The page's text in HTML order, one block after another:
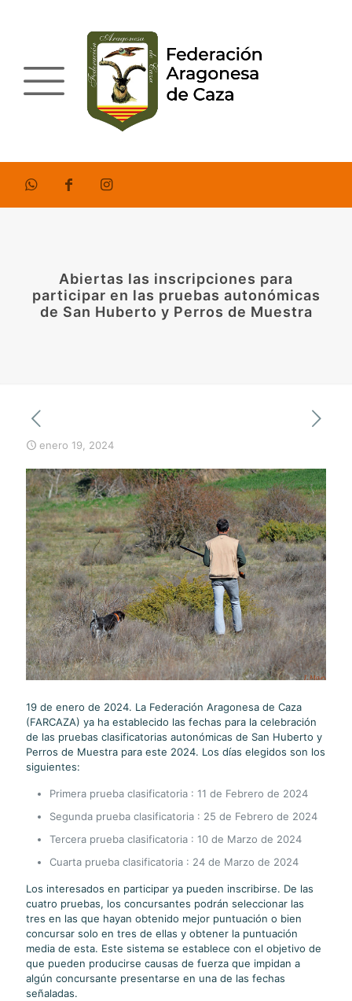
Abiertas las inscripciones para
participar en las pruebas autonómicas
de San Huberto y Perros de Muestra
enero 19, 2024
19 de enero de 2024. La Federación Aragonesa de Caza
(FARCAZA) ya ha establecido las fechas para la celebración
de las pruebas clasificatorias autonómicas de San Huberto y
Perros de Muestra para este 2024. Los días elegidos son los
siguientes:
Primera prueba clasificatoria : 11 de Febrero de 2024
Segunda prueba clasificatoria : 25 de Febrero de 2024
Tercera prueba clasificatoria : 10 de Marzo de 2024
Cuarta prueba clasificatoria : 24 de Marzo de 2024
Los interesados en participar ya pueden inscribirse. De las
cuatro pruebas, los concursantes podrán seleccionar las
tres en las que hayan obtenido mejor puntuación o bien
concursar solo en tres de ellas y obtener la puntuación
media de esta. Este sistema se establece con el objetivo de
que pueden producirse causas de fuerza que impidan a
algún concursante presentarse en una de las fechas
señaladas.